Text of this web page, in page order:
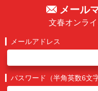
メール
文春オンラ
メールアドレス
パスワード（半角英数6文